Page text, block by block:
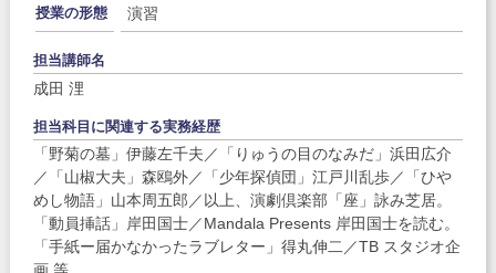
授業の形態 演習
担当講師名
成田 浬
担当科目に関連する実務経歴
「野菊の墓」伊藤左千夫／「りゅうの目のなみだ」浜田広介
／「山椒大夫」森鴎外／「少年探偵団」江戸川乱歩／「ひや
めし物語」山本周五郎／以上、演劇倶楽部「座」詠み芝居。
「動員挿話」岸田国士／Mandala Presents 岸田国士を読む。
「手紙ー届かなかったラブレター」得丸伸二／TB スタジオ企